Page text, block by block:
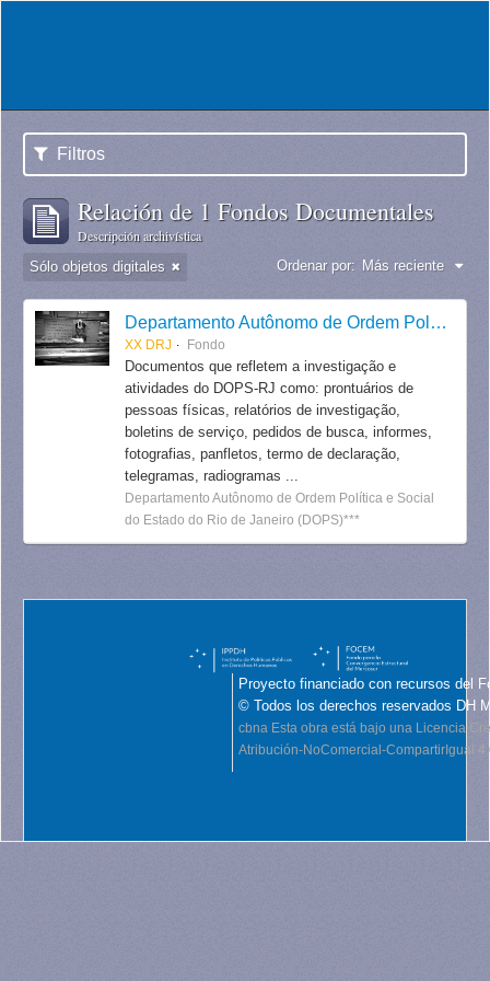
Filtros
Relación de 1 Fondos Documentales
Descripción archivística
Sólo objetos digitales Ordenar por: Más reciente
Departamento Autônomo de Ordem Política e Social do Estado do Rio de Janeiro
XX DRJ Fondo
Documentos que refletem a investigação e
atividades do DOPS-RJ como: prontuários de
pessoas físicas, relatórios de investigação,
boletins de serviço, pedidos de busca, informes,
fotografias, panfletos, termo de declaração,
telegramas, radiogramas ...
Departamento Autônomo de Ordem Política e Social
do Estado do Rio de Janeiro (DOPS)***
Proyecto financiado con recursos del
© Todos los derechos reservados DH
cbna Esta obra está bajo una Licencia
Atribución-NoComercial-CompartirIgual